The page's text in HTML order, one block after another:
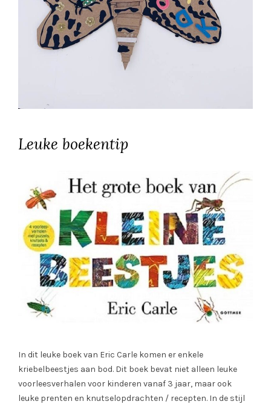
Leuke boekentip
In dit leuke boek van Eric Carle komen er enkele
kriebelbeestjes aan bod. Dit boek bevat niet alleen leuke
voorleesverhalen voor kinderen vanaf 3 jaar, maar ook
leuke prenten en knutselopdrachten / recepten. In de stijl